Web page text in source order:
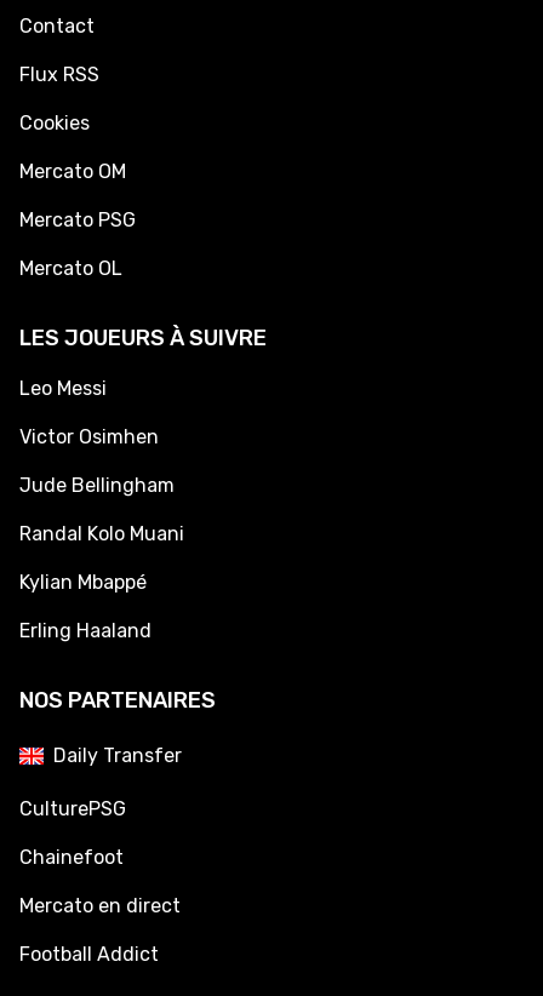
Contact
Flux RSS
Cookies
Mercato OM
Mercato PSG
Mercato OL
LES JOUEURS À SUIVRE
Leo Messi
Victor Osimhen
Jude Bellingham
Randal Kolo Muani
Kylian Mbappé
Erling Haaland
NOS PARTENAIRES
Daily Transfer
CulturePSG
Chainefoot
Mercato en direct
Football Addict